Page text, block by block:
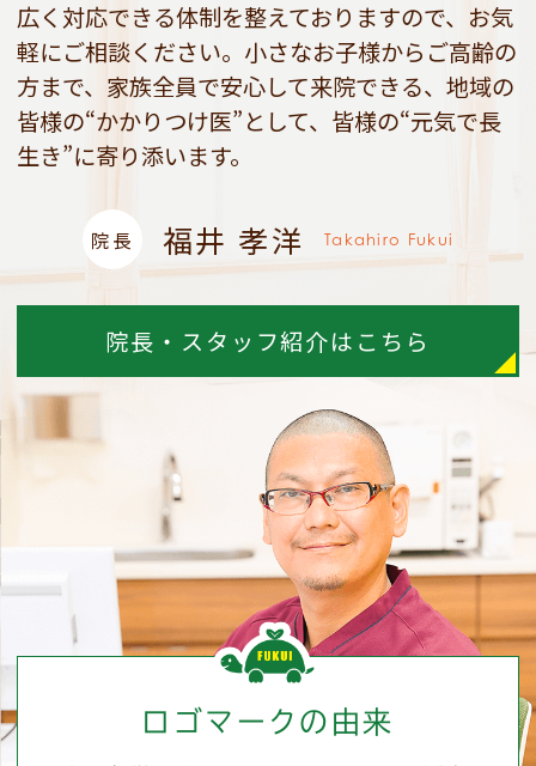
広く 対応できる体制を整えておりますので、お気
軽にご相談ください。 小さなお子様からご高齢の
方まで、家族全員で安心して来院できる、地域の
皆様の“かかりつけ医”として、皆様の“元気で長
生き”に寄り添います。
院長 福井 孝洋 Takahiro Fukui
院長・スタッフ紹介はこちら
ロゴマークの由来